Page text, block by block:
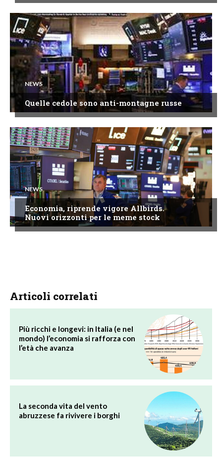
NEWS
Quelle cedole sono anti-montagne russe
NEWS
Economia, riprende vigore Allbirds.
Nuovi orizzonti per le meme stock
Articoli correlati
Più ricchi e longevi: in Italia (e nel
mondo) l’economia si rafforza con
l’età che avanza
La seconda vita del vento
abruzzese fa rivivere i borghi